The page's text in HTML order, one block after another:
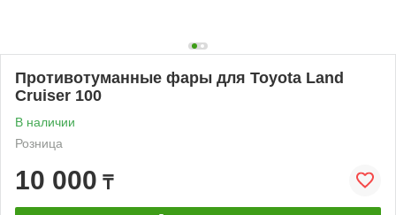
Противотуманные фары для Toyota Land
Cruiser 100
В наличии
Розница
10 000 ₸